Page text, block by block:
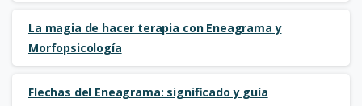
La magia de hacer terapia con Eneagrama y
Morfopsicología
Flechas del Eneagrama: significado y guía